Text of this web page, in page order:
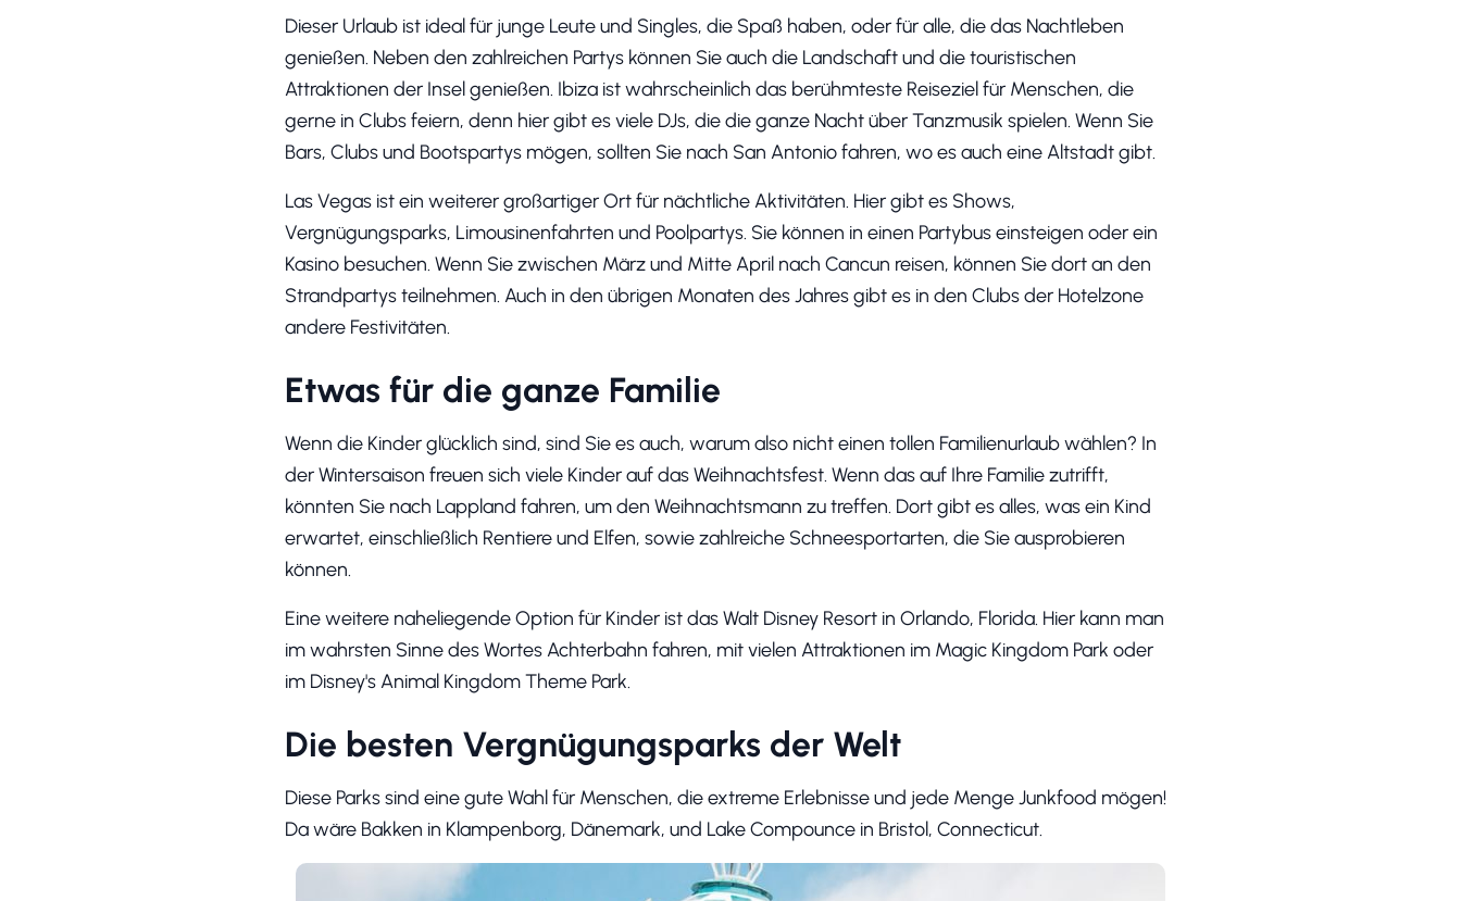
Dieser Urlaub ist ideal für junge Leute und Singles, die Spaß haben, oder für alle, die das Nachtleben
genießen. Neben den zahlreichen Partys können Sie auch die Landschaft und die touristischen
Attraktionen der Insel genießen. Ibiza ist wahrscheinlich das berühmteste Reiseziel für Menschen, die
gerne in Clubs feiern, denn hier gibt es viele DJs, die die ganze Nacht über Tanzmusik spielen. Wenn Sie
Bars, Clubs und Bootspartys mögen, sollten Sie nach San Antonio fahren, wo es auch eine Altstadt gibt.
Las Vegas ist ein weiterer großartiger Ort für nächtliche Aktivitäten. Hier gibt es Shows,
Vergnügungsparks, Limousinenfahrten und Poolpartys. Sie können in einen Partybus einsteigen oder ein
Kasino besuchen. Wenn Sie zwischen März und Mitte April nach Cancun reisen, können Sie dort an den
Strandpartys teilnehmen. Auch in den übrigen Monaten des Jahres gibt es in den Clubs der Hotelzone
andere Festivitäten.
Etwas für die ganze Familie
Wenn die Kinder glücklich sind, sind Sie es auch, warum also nicht einen tollen Familienurlaub wählen? In
der Wintersaison freuen sich viele Kinder auf das Weihnachtsfest. Wenn das auf Ihre Familie zutrifft,
könnten Sie nach Lappland fahren, um den Weihnachtsmann zu treffen. Dort gibt es alles, was ein Kind
erwartet, einschließlich Rentiere und Elfen, sowie zahlreiche Schneesportarten, die Sie ausprobieren
können.
Eine weitere naheliegende Option für Kinder ist das Walt Disney Resort in Orlando, Florida. Hier kann man
im wahrsten Sinne des Wortes Achterbahn fahren, mit vielen Attraktionen im Magic Kingdom Park oder
im Disney's Animal Kingdom Theme Park.
Die besten Vergnügungsparks der Welt
Diese Parks sind eine gute Wahl für Menschen, die extreme Erlebnisse und jede Menge Junkfood mögen!
Da wäre Bakken in Klampenborg, Dänemark, und Lake Compounce in Bristol, Connecticut.